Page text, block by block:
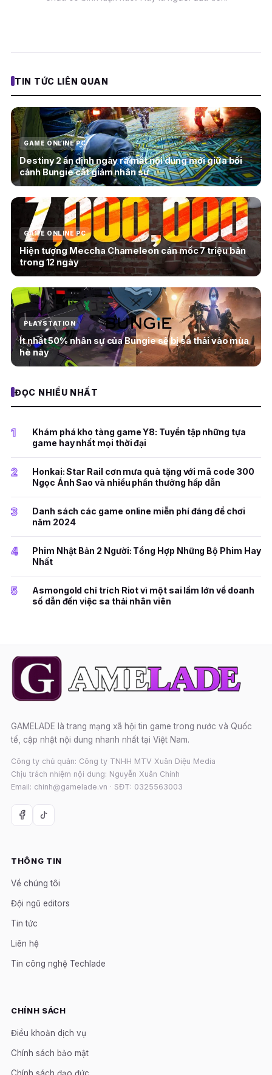
TIN TỨC LIÊN QUAN
GAME ONLINE PC
Destiny 2 ấn định ngày ra mắt nội dung mới giữa bối
cảnh Bungie cắt giảm nhân sự
GAME ONLINE PC
Hiện tượng Meccha Chameleon cán mốc 7 triệu bản
trong 12 ngày
PLAYSTATION
Ít nhất 50% nhân sự của Bungie sẽ bị sa thải vào mùa
hè này
ĐỌC NHIỀU NHẤT
1
Khám phá kho tàng game Y8: Tuyển tập những tựa
game hay nhất mọi thời đại
2
Honkai: Star Rail cơn mưa quà tặng với mã code 300
Ngọc Ánh Sao và nhiều phần thưởng hấp dẫn
3
Danh sách các game online miễn phí đáng để chơi
năm 2024
4
Phim Nhật Bản 2 Người: Tổng Hợp Những Bộ Phim Hay
Nhất
5
Asmongold chỉ trích Riot vì một sai lầm lớn về doanh
số dẫn đến việc sa thải nhân viên
GAMELADE là trang mạng xã hội tin game trong nước và Quốc
tế, cập nhật nội dung nhanh nhất tại Việt Nam.
Công ty chủ quản: Công ty TNHH MTV Xuân Diệu Media
Chịu trách nhiệm nội dung: Nguyễn Xuân Chính
Email: chinh@gamelade.vn · SĐT: 0325563003
THÔNG TIN
Về chúng tôi
Đội ngũ editors
Tin tức
Liên hệ
Tin công nghệ Techlade
CHÍNH SÁCH
Điều khoản dịch vụ
Chính sách bảo mật
Chính sách đạo đức